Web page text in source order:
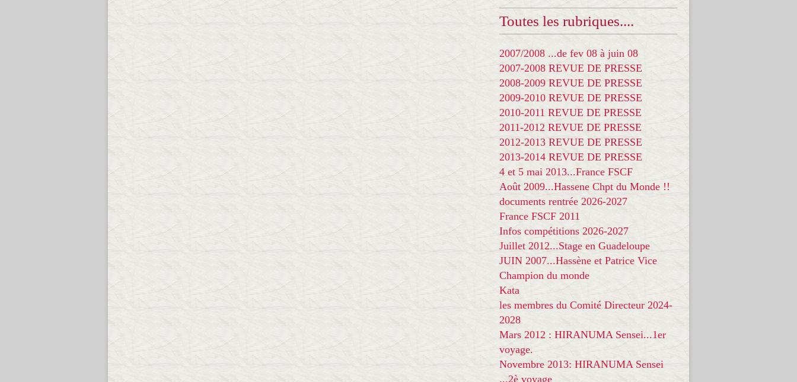
Toutes les rubriques....
2007/2008 ...de fev 08 à juin 08
2007-2008 REVUE DE PRESSE
2008-2009 REVUE DE PRESSE
2009-2010 REVUE DE PRESSE
2010-2011 REVUE DE PRESSE
2011-2012 REVUE DE PRESSE
2012-2013 REVUE DE PRESSE
2013-2014 REVUE DE PRESSE
4 et 5 mai 2013...France FSCF
Août 2009...Hassene Chpt du Monde !!
documents rentrée 2026-2027
France FSCF 2011
Infos compétitions 2026-2027
Juillet 2012...Stage en Guadeloupe
JUIN 2007...Hassène et Patrice Vice
Champion du monde
Kata
les membres du Comité Directeur 2024-
2028
Mars 2012 : HIRANUMA Sensei...1er
voyage.
Novembre 2013: HIRANUMA Sensei
...2è voyage